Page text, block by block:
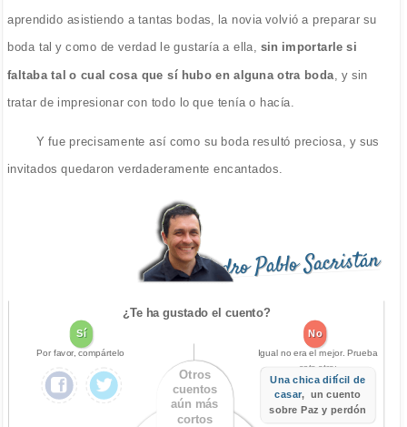
aprendido asistiendo a tantas bodas, la novia volvió a preparar su
boda tal y como de verdad le gustaría a ella, sin importarle si
faltaba tal o cual cosa que sí hubo en alguna otra boda , y sin
tratar de impresionar con todo lo que tenía o hacía.
Y fue precisamente así como su boda resultó preciosa, y sus
invitados quedaron verdaderamente encantados.
Pedro Pablo Sacristán
¿Te ha gustado el cuento?
Sí
Por favor, compártelo
No
Igual no era el mejor. Prueba
este otro:
Una chica difícil de
casar, un cuento
sobre Paz y perdón
Otros
cuentos
aún más
cortos